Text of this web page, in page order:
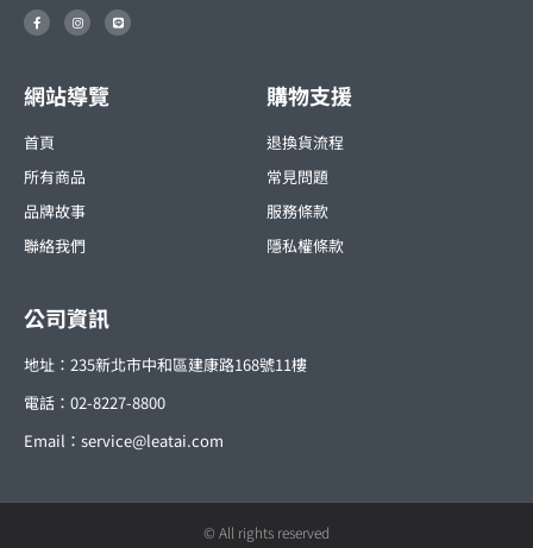
F
a
c
k
-
I
n
s
r
a
m
L
i
n
網站導覽
首頁
所有商品
品牌故事
聯絡我們
購物支援
退換貨流程
常見問題
服務條款
隱私權條款
公司資訊
地址：235新北市中和區建康路168號11樓
電話：02-8227-8800
Email： service@leatai.com
© All rights reserved